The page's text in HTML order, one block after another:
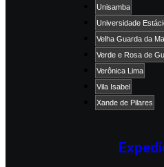
Unisamba
Universidade
Velha Guarda da
Verde e Rosa de
Verônica Lima
Vila Isabel
Xande de Pilares